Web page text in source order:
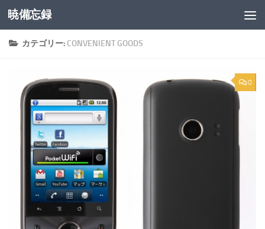
コンテンツへスキップ
暁備忘録
カテゴリー: CONVENIENT GOODS
0